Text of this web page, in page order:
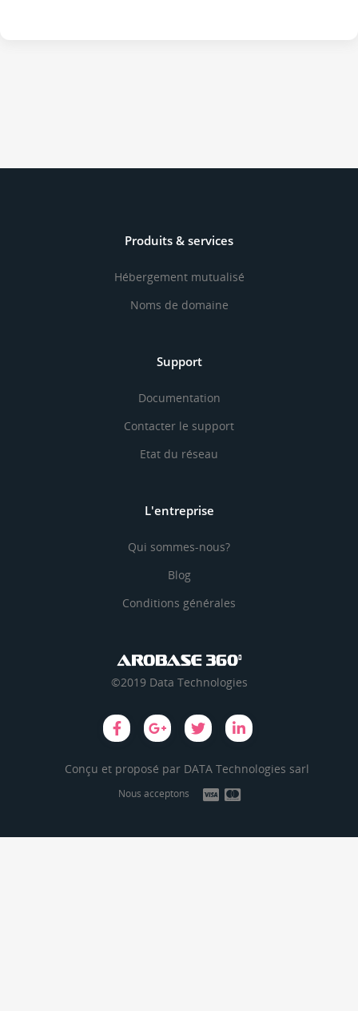
Produits & services
Hébergement mutualisé
Noms de domaine
Support
Documentation
Contacter le support
Etat du réseau
L'entreprise
Qui sommes-nous?
Blog
Conditions générales
©2019 Data Technologies
Conçu et proposé par DATA Technologies sarl
Nous acceptons